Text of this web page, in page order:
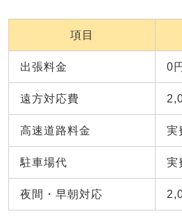
項目
出張料金 0
遠方対応費
高速道路料金 実
駐車場代 実
夜間・早朝対応